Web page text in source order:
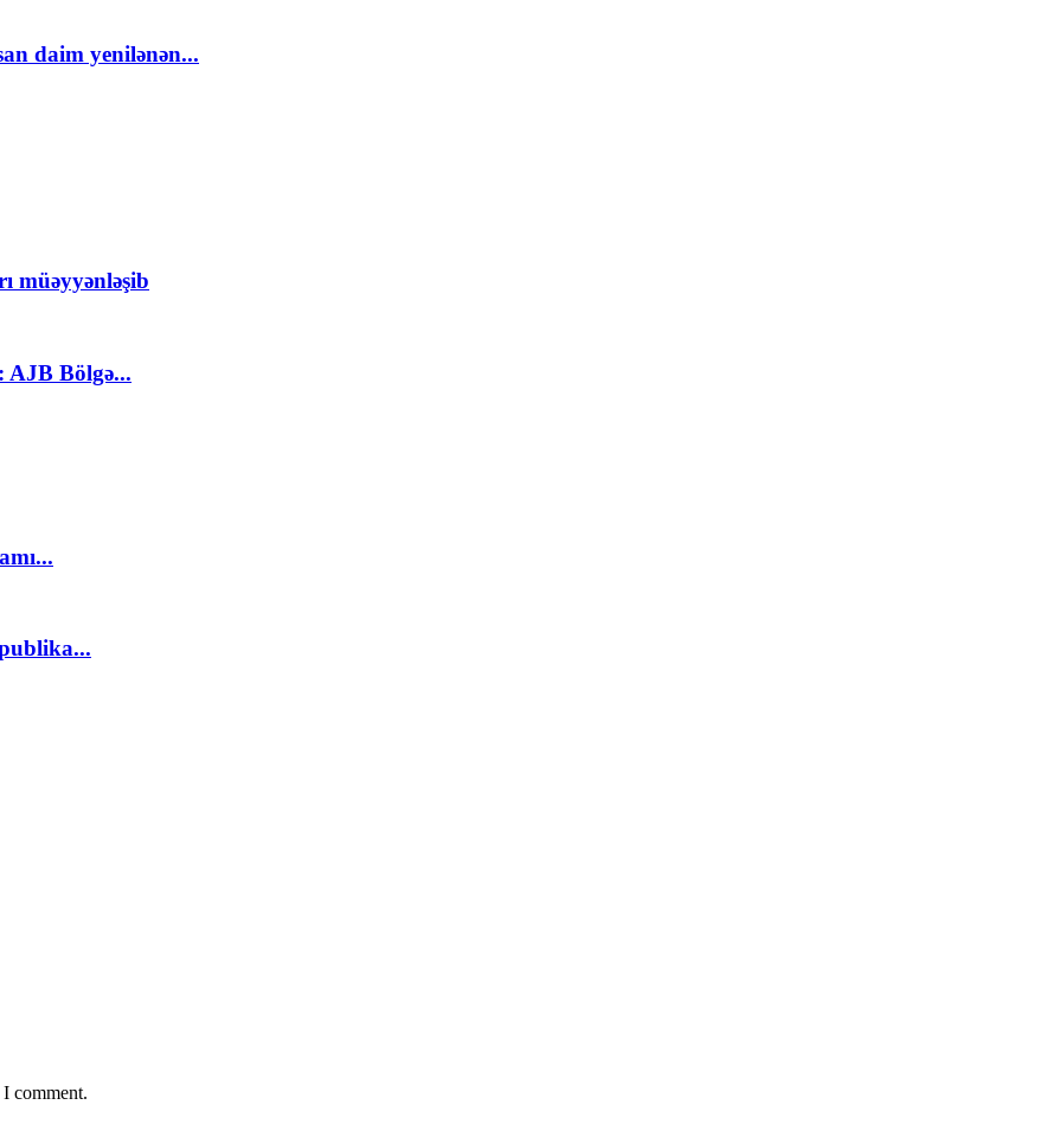
daim yenilənən...
müəyyənləşib
Bölgə...
comment.